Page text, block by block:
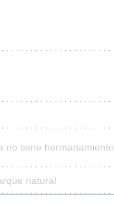
no tiene hermanamiento
natural